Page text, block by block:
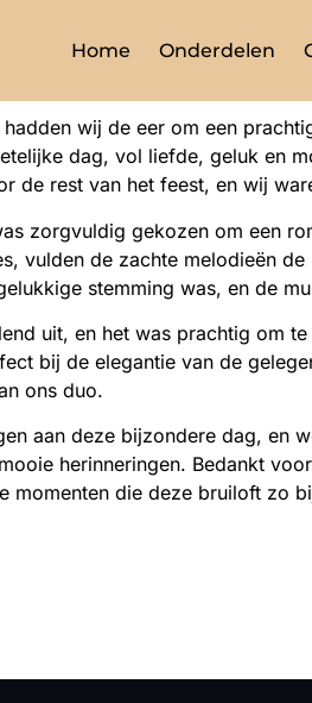
Home Onderdelen
wij de eer om een
dag, vol liefde, geluk en
de rest van het feest, en wij
zorgvuldig gekozen om een
vulden de zachte melodieën
stemming was, en de
uit, en het was prachtig om
bij de elegantie van de
ons duo.
aan deze bijzondere dag, en
herinneringen. Bedankt
momenten die deze bruiloft zo